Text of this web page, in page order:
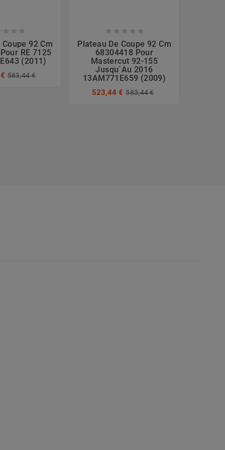
  
Coupe 92 Cm
RE 7125
(2011)
583,44 €
    
Plateau De Coupe 92 Cm
68304418 Pour
Mastercut 92-155
Jusqu`au 2016
13AM771E659 (2009)
523,44 € 583,44 €